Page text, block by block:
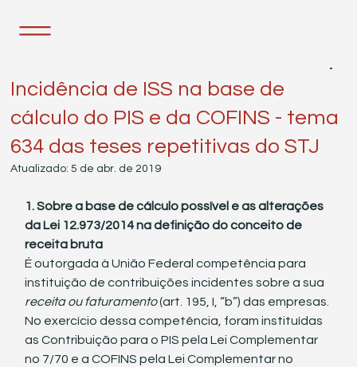
Incidência de ISS na base de
cálculo do PIS e da COFINS - tema
634 das teses repetitivas do STJ
Atualizado:5 de abr. de 2019
1. Sobre a base de cálculo possível e as alterações
da Lei 12.973/2014 na definição do conceito de
receita bruta
É outorgada à União Federal competência para
instituição de contribuições incidentes sobre a sua
receita ou faturamento (art. 195, I, “b”) das empresas.
No exercício dessa competência, foram instituídas
as Contribuição para o PIS pela Lei Complementar
no 7/70 e a COFINS pela Lei Complementar no